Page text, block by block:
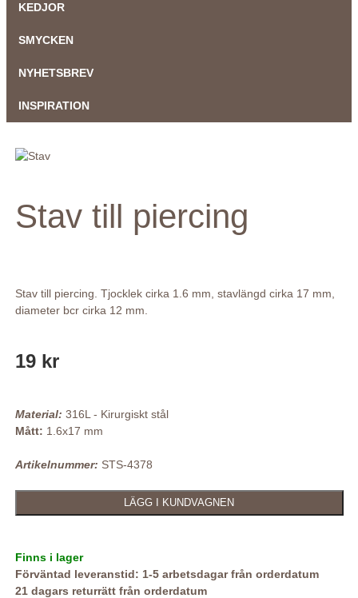
KEDJOR
SMYCKEN
NYHETSBREV
INSPIRATION
Stav till piercing
Stav till piercing. Tjocklek cirka 1.6 mm, stavlängd cirka 17 mm,
diameter bcr cirka 12 mm.
19 kr
Material: 316L - Kirurgiskt stål
Mått: 1.6x17 mm
Artikelnummer: STS-4378
Finns i lager
Förväntad leveranstid: 1-5 arbetsdagar från orderdatum
21 dagars returrätt från orderdatum